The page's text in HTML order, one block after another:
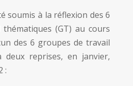
soumis à la réflexion des 6
(GT) au cours
des 6 groupes de travail
deux reprises, en janvier,
: